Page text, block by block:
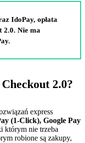
IdoPay, opłata
2.0. Nie ma
2.0?
express
(1-Click), Google Pay
którym nie trzeba
robione są zakupy,